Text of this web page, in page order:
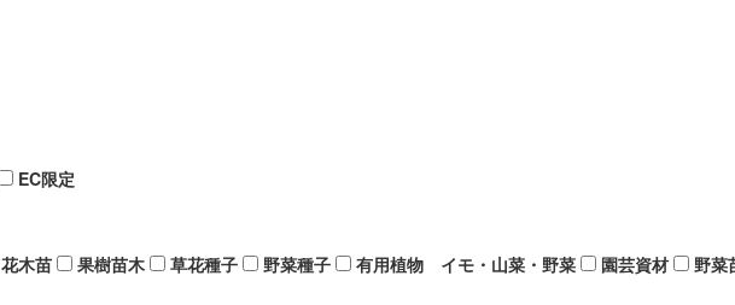
EC限定
花木苗 果樹苗木 草花種子 野菜種子 有用植物 イモ・山菜・野菜 園芸資材 野菜